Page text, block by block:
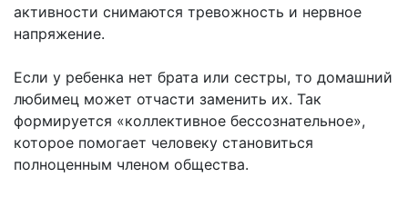
активности снимаются тревожность и нервное
напряжение.
Если у ребенка нет брата или сестры, то домашний
любимец может отчасти заменить их. Так
формируется «коллективное бессознательное»,
которое помогает человеку становиться
полноценным членом общества.